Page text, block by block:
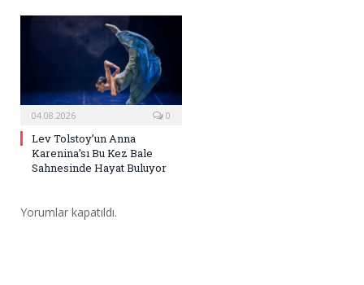
04.08.2026 0
Lev Tolstoy’un Anna
Karenina’sı Bu Kez Bale
Sahnesinde Hayat Buluyor
Yorumlar kapatıldı.